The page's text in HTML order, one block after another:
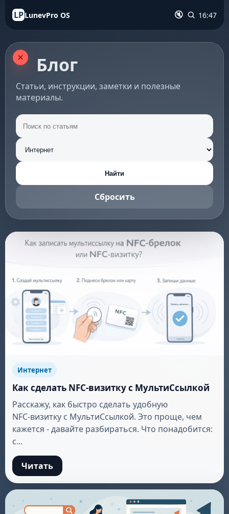
LPLunevPro OS 🔇 16:47
Блог
Статьи, инструкции, заметки и полезные
материалы.
Найти
Сбросить
Интернет
Как сделать NFC‑визитку с МультиСсылкой
Расскажу, как быстро сделать удобную
NFC‑визитку с МультиСсылкой. Это проще, чем
кажется - давайте разбираться. Что понадобится:
с...
Читать